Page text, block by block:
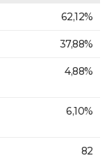
62,12%
37,88%
4,88%
6,10%
82